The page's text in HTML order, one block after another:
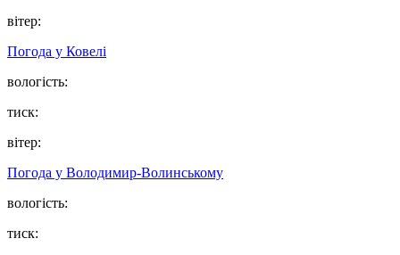
вітер:
Погода у Ковелі
вологість:
тиск:
вітер:
Погода у Володимир-Волинському
вологість:
тиск: